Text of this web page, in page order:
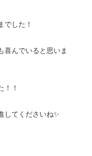
でした！
喜んでいると思いま
！！
してくださいね✨